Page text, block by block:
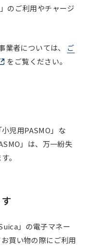
のご利用やチャージ
業者については、 ご
しいウィンドウで開き
をご覧ください。
小児用PASMO」な
」は、万一紛失
。
」の電子マネー
買い物の際にご利用